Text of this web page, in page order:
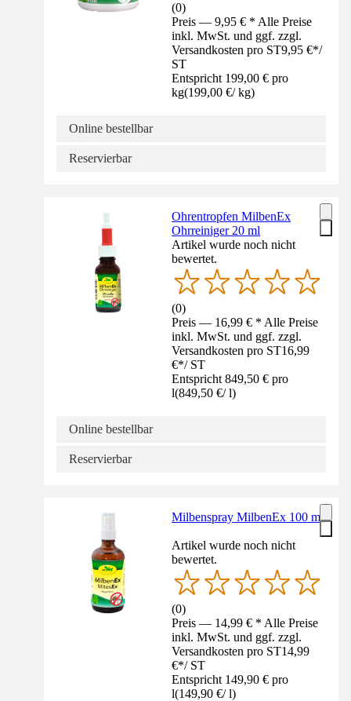
(0)
Preis — 9,95 € * Alle Preise
inkl. MwSt. und ggf. zzgl.
Versandkosten pro ST9,95 €*/
ST
Entspricht 199,00 € pro
kg(199,00 €/ kg)
Online bestellbar
Reservierbar
Ohrentropfen MilbenEx
Ohrreiniger 20 ml
Artikel wurde noch nicht
bewertet.
(0)
Preis — 16,99 € * Alle Preise
inkl. MwSt. und ggf. zzgl.
Versandkosten pro ST16,99
€*/ ST
Entspricht 849,50 € pro
l(849,50 €/ l)
Online bestellbar
Reservierbar
Milbenspray MilbenEx 100 ml
Artikel wurde noch nicht
bewertet.
(0)
Preis — 14,99 € * Alle Preise
inkl. MwSt. und ggf. zzgl.
Versandkosten pro ST14,99
€*/ ST
Entspricht 149,90 € pro
l(149,90 €/ l)